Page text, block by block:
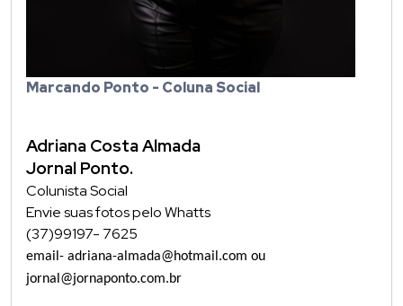
Marcando Ponto - Coluna Social
Adriana Costa Almada
Jornal Ponto.
Colunista Social
Envie suas fotos pelo Whatts
(37)99197- 7625
email- adriana-almada@hotmail.com ou
jornal@jornaponto.com.br